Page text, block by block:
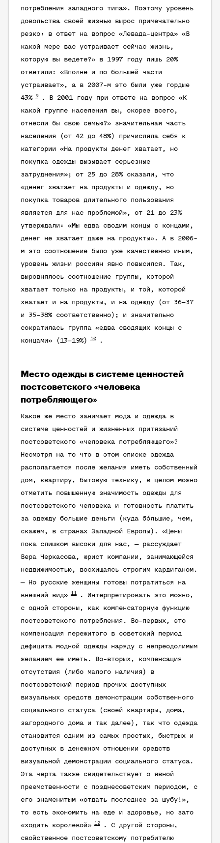
потребления западного типа». Поэтому уровень
довольства своей жизнью вырос примечательно
резко: в ответ на вопрос «Левада-центра» «В
какой мере вас устраивает сейчас жизнь,
которую вы ведете?» в 1997 году лишь 20%
ответили: «Вполне и по большей части
устраивает», а в 2007-м это были уже гордые
43%
9
. В 2001 году при ответе на вопрос «К
какой группе населения вы, скорее всего,
отнесли бы свою семью?» значительная часть
населения (от 42 до 48%) причисляла себя к
категории «На продукты денег хватает, но
покупка одежды вызывает серьезные
затруднения»; от 25 до 28% сказали, что
«денег хватает на продукты и одежду, но
покупка товаров длительного пользования
является для нас проблемой», от 21 до 23%
утверждали: «Мы едва сводим концы с концами,
денег не хватает даже на продукты». А в 2006-
м это соотношение было уже качественно иным,
уровень жизни россиян явно повысился. Так,
выровнялось соотношение группы, которой
хватает только на продукты, и той, которой
хватает и на продукты, и на одежду (от 36–37
и 35–38% соответственно); и значительно
сократилась группа «едва сводящих концы с
концами» (13–19%)
10 .
Место одежды в системе ценностей
постсоветского «человека
потребляющего»
Какое же место занимает мода и одежда в
системе ценностей и жизненных притязаний
постсоветского «человека потребляющего»?
Несмотря на то что в этом списке одежда
располагается после желания иметь собственный
дом, квартиру, бытовую технику, в целом можно
отметить повышенную значимость одежды для
постсоветского человека и готовность платить
за одежду большие деньги (куда бóльшие, чем,
скажем, в странах Западной Европы). «Цены
пока слишком высоки для нас, — рассуждает
Вера Черкасова, юрист компании, занимающейся
недвижимостью, восхищаясь строгим кардиганом.
— Но русские женщины готовы потратиться на
внешний вид»
11
. Интерпретировать это можно,
с одной стороны, как компенсаторную функцию
постсоветского потребления. Во-первых, это
компенсация пережитого в советский период
дефицита модной одежды наряду с непреодолимым
желанием ее иметь. Во-вторых, компенсация
отсутствия (либо малого наличия) в
постсоветский период прочих доступных
визуальных средств демонстрации собственного
социального статуса (своей квартиры, дома,
загородного дома и так далее), так что одежда
становится одним из самых простых, быстрых и
доступных в денежном отношении средств
визуальной демонстрации социального статуса.
Эта черта также свидетельствует о явной
преемственности с позднесоветским периодом, с
его знаменитым «отдать последнее за шубу!»,
то есть экономить на еде и здоровье, но зато
«ходить королевой»
12
. С другой стороны,
свойственное постсоветскому потребителю